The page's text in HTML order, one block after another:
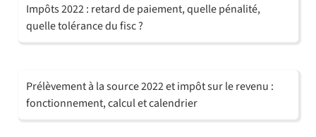
Impôts 2022 : retard de paiement, quelle pénalité,
quelle tolérance du fisc ?
Prélèvement à la source 2022 et impôt sur le revenu :
fonctionnement, calcul et calendrier